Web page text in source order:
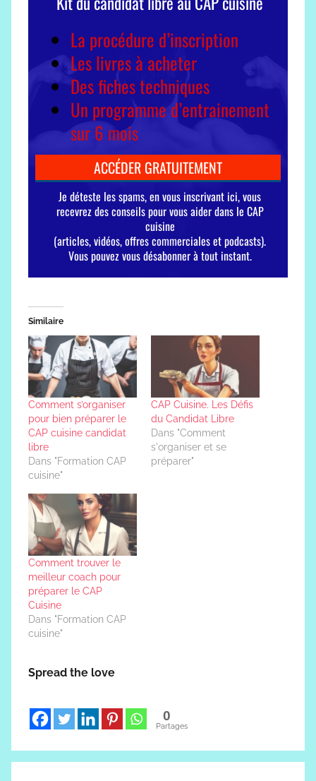
Similaire
Comment s’organiser
pour bien préparer le
CAP cuisine candidat
libre
Dans "Formation CAP
cuisine"
CAP Cuisine. Les Défis
du Candidat Libre
Dans "Comment
s'organiser et se
préparer"
Comment trouver le
meilleur coach pour
préparer le CAP
Cuisine
Dans "Formation CAP
cuisine"
Spread the love
0
Partages